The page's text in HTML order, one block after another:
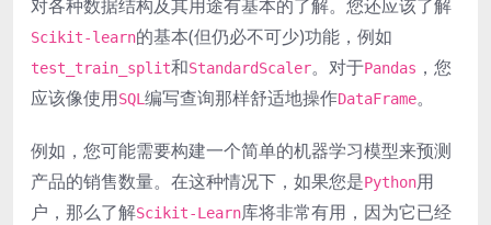
对各种数据结构及其用途有基本的了解。您还应该了解
Scikit-learn的基本(但仍必不可少)功能，例如
test_train_split和StandardScaler。对于Pandas ，您
应该像使用SQL 编写查询那样舒适地操作DataFrame。
例如，您可能需要构建一个简单的机器学习模型来预测
产品的销售数量。在这种情况下，如果您是Python用
户，那么了解Scikit-Learn库将非常有用，因为它已经